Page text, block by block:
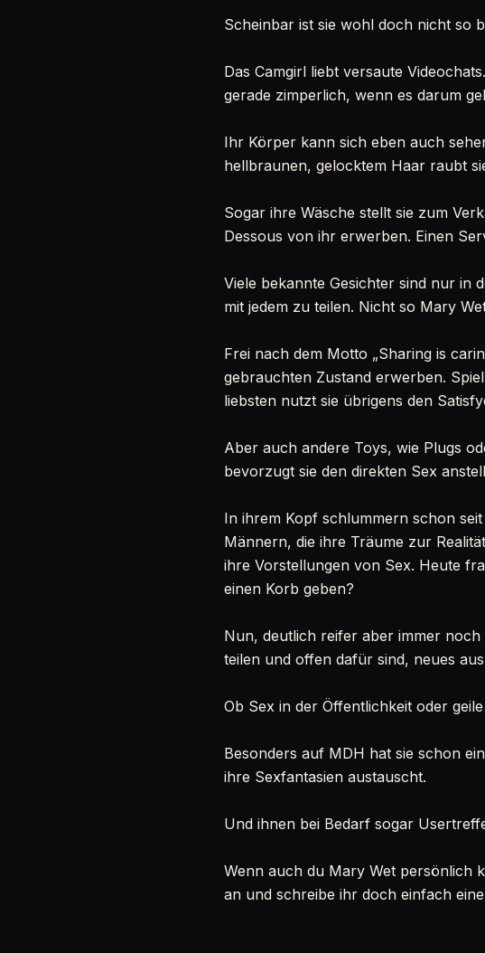
Scheinbar ist sie wohl doch nicht so
Das Camgirl liebt versaute
gerade zimperlich, wenn es darum
Ihr Körper kann sich eben auch
hellbraunen, gelocktem Haar raubt
Sogar ihre Wäsche stellt sie zum
Dessous von ihr erwerben. Einen
Viele bekannte Gesichter sind nur in
mit jedem zu teilen. Nicht so Mary
Frei nach dem Motto „Sharing is
gebrauchten Zustand erwerben.
liebsten nutzt sie übrigens den
Aber auch andere Toys, wie Plugs
bevorzugt sie den direkten Sex
In ihrem Kopf schlummern schon
Männern, die ihre Träume zur
ihre Vorstellungen von Sex. Heute
einen Korb geben?
Nun, deutlich reifer aber immer
teilen und offen dafür sind, neues
Ob Sex in der Öffentlichkeit oder
Besonders auf MDH hat sie schon
ihre Sexfantasien austauscht.
Und ihnen bei Bedarf sogar
Wenn auch du Mary Wet persönlich
an und schreibe ihr doch einfach